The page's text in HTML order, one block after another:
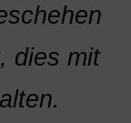
dies mit